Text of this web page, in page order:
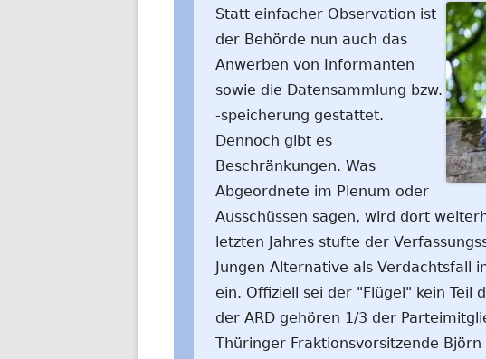
Statt einfacher Observation ist
der Behörde nun auch das
Anwerben von Informanten
sowie die Datensammlung bzw.
-speicherung gestattet.
Dennoch gibt es
Beschränkungen. Was
Abgeordnete im Plenum oder
Ausschüssen sagen, wird dort
letzten Jahres stufte der
Jungen Alternative als Verdachtsfall
ein. Offiziell sei der "Flügel" kein Teil
der ARD gehören 1/3 der
Thüringer Fraktionsvorsitzende